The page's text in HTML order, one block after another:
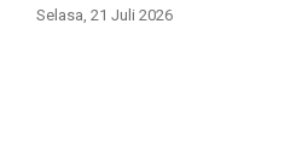
Selasa, 21 Juli 2026